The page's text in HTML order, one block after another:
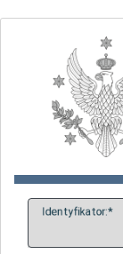
Identyfikator: